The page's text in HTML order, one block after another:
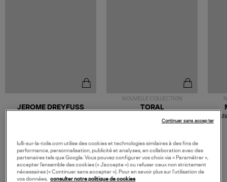
JEROME DREYFUSS
NOUVELLE COLLECTION
189,00 €
TORAL
Mousse
lulli-sur-la-toile.com utilise des cookies et technologies similaires à des fins de
performance, personnalisation, publicité et analyses, en collaboration avec des
partenaires tels que Google. Vous pouvez configurer vos choix via « Paramétrer »,
accepter l’ensemble des cookies (« J’accepte ») ou refuser ceux non strictement
nécessaires (« Continuer sans accepter »). Pour en savoir plus sur l’utilisation de
vos données,
consulter notre politique de cookies
Continuer sans accepter